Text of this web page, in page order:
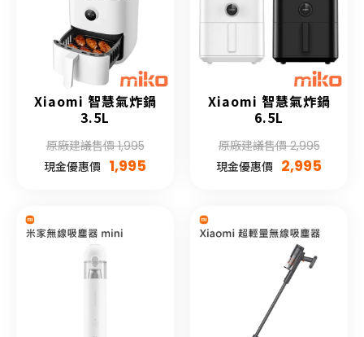
Xiaomi 智慧氣炸鍋
3.5L
原廠建議售價 1,995
現金優惠價 1,995
Xiaomi 智慧氣炸鍋
6.5L
原廠建議售價 2,995
現金優惠價 2,995